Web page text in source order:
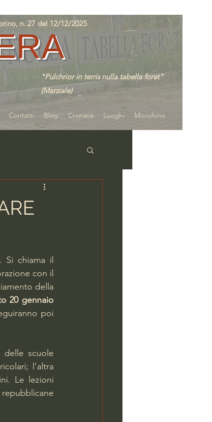
"Pulchrior in terris nulla tabella foret"
(Marziale)
Contatti Blog Cronaca Luoghi Microfono
n. 27 del 12/12/2025
chiama il
con il
20 gennaio
poi
scuole
l’altra
Le lezioni